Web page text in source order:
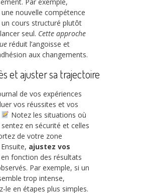
nouvelle compétence
cours structuré plutôt
seul. Cette approche
réduit l’angoisse et
aux changements.
et ajuster sa trajectoire
de vos expériences
vos réussites et vos
Notez les situations où
en sécurité et celles
de votre zone
ajustez vos
en fonction des résultats
Par exemple, si un
trop intense,
le en étapes plus simples.